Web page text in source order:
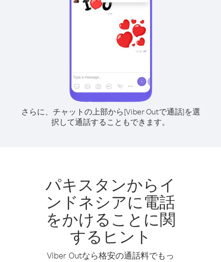
さらに、チャットの上部から[Viber Outで通話]を選
択して通話することもできます。
パキスタンからイ
ンドネシアに電話
をかけることに関
するヒント
Viber Outなら格安の通話料でもっ